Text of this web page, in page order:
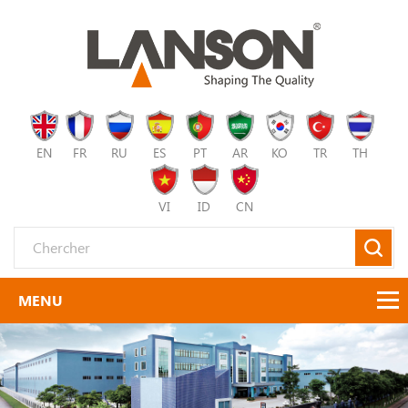
EN FR RU ES PT AR KO TR TH
VI ID CN